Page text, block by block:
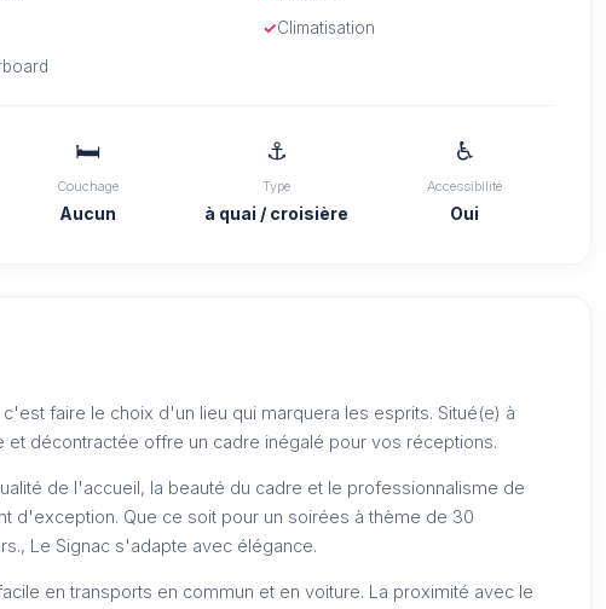
Climatisation
🛏️
Couchage
Aucun
⚓
Type
à quai / croisière
♿
Accessibilité
Oui
faire le choix d'un lieu qui marquera les esprits. Situé(e) à
et décontractée offre un cadre inégalé pour vos réceptions.
de l'accueil, la beauté du cadre et le professionnalisme de
d'exception. Que ce soit pour un soirées à thème de 30
Le Signac s'adapte avec élégance.
en transports en commun et en voiture. La proximité avec le